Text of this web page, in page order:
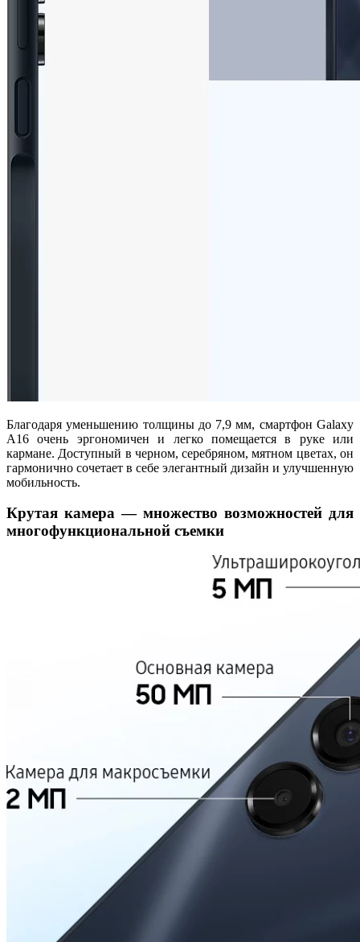
Благодаря уменьшению толщины до 7,9 мм, смартфон Galaxy
A16 очень эргономичен и легко помещается в руке или
кармане. Доступный в черном, серебряном, мятном цветах, он
гармонично сочетает в себе элегантный дизайн и улучшенную
мобильность.
Крутая камера — множество возможностей для
многофункциональной съемки